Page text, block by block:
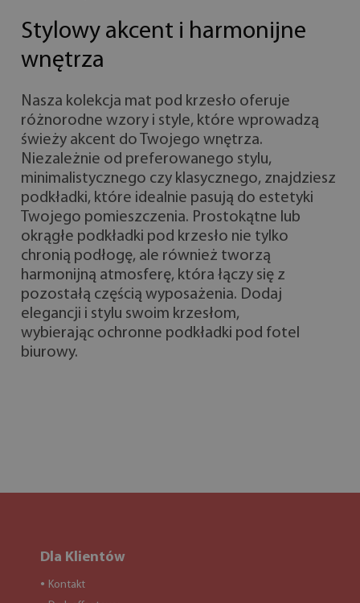
Stylowy akcent i harmonijne
wnętrza
Nasza kolekcja mat pod krzesło oferuje
różnorodne wzory i style, które wprowadzą
świeży akcent do Twojego wnętrza.
Niezależnie od preferowanego stylu,
minimalistycznego czy klasycznego, znajdziesz
podkładki, które idealnie pasują do estetyki
Twojego pomieszczenia. Prostokątne lub
okrągłe podkładki pod krzesło nie tylko
chronią podłogę, ale również tworzą
harmonijną atmosferę, która łączy się z
pozostałą częścią wyposażenia. Dodaj
elegancji i stylu swoim krzesłom,
wybierając ochronne podkładki pod fotel
biurowy.
Dla Klientów
● Kontakt